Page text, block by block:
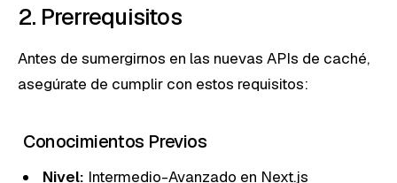
2. Prerrequisitos
Antes de sumergirnos en las nuevas APIs de caché,
asegúrate de cumplir con estos requisitos:
Conocimientos Previos
Nivel: Intermedio-Avanzado en Next.js